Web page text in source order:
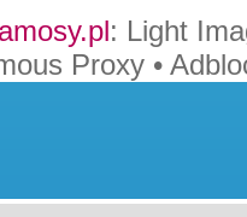
: Light
Proxy •